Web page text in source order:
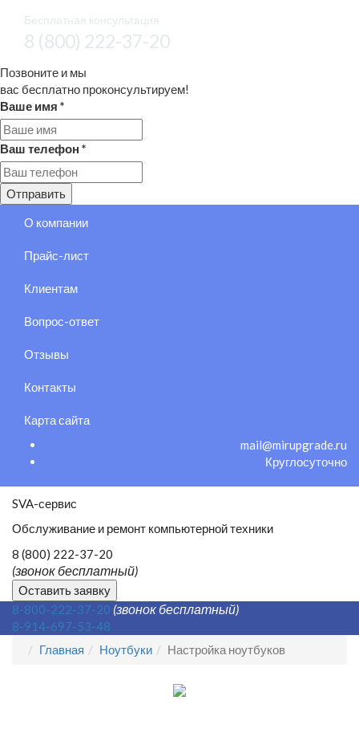
Бесплатная консультация
8 (800) 222-37-20
Позвоните и мы
вас бесплатно проконсультируем!
Ваше имя *
Ваш телефон *
Отправить
О компании
Прайс-лист
Клиентам
Вопрос-ответ
Отзывы
Контакты
Карта сайта
mail@mirupgrade.ru
Круглосуточно
SVA-сервис
Обслуживание и ремонт компьютерной техники
8 (800) 222-37-20
(звонок бесплатный)
Оставить заявку
8-800-222-37-20 (звонок бесплатный)
8-914-697-53-48
Главная
Ноутбуки Настройка ноутбуков